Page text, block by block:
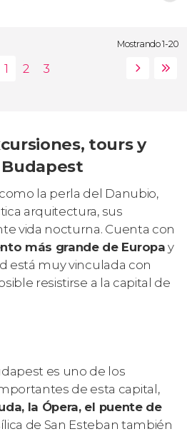
Mostrando 1-20
tours y
la perla del Danubio,
arquitectura, sus
vida nocturna. Cuenta con
más grande de Europay
está muy vinculada con
resistirse a la capital de
es uno de los
de esta capital,
la Ópera, el puente de
de San Esteban también